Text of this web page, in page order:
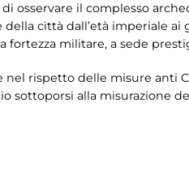
osservare il complesso
città dall’età imperiale
militare, a sede
nel rispetto delle misure anti
sottoporsi alla misurazione